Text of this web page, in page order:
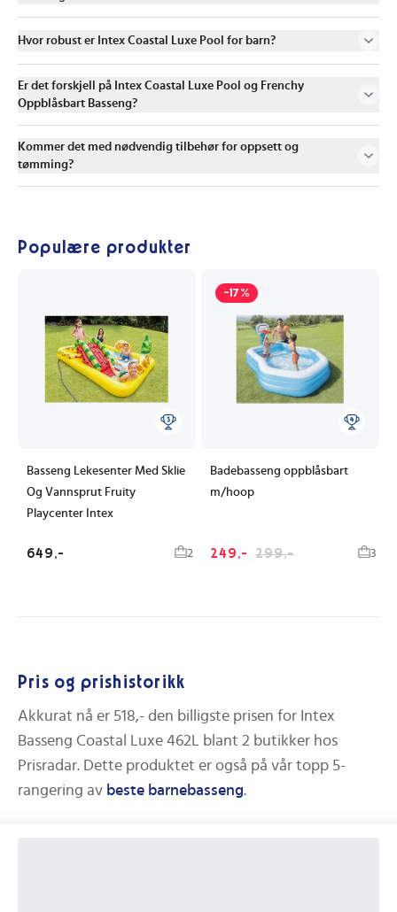
Hvor robust er Intex Coastal Luxe Pool for barn?
Er det forskjell på Intex Coastal Luxe Pool og Frenchy
Oppblåsbart Basseng?
Kommer det med nødvendig tilbehør for oppsett og
tømming?
Populære produkter
Basseng Lekesenter Med Sklie
Og Vannsprut Fruity
Playcenter Intex
649,- 2
-17%
Badebasseng oppblåsbart
m/hoop
249,- 299,- 3
Pris og prishistorikk
Akkurat nå er 518,- den billigste prisen for Intex
Basseng Coastal Luxe 462L blant 2 butikker hos
Prisradar. Dette produktet er også på vår topp 5-
rangering av beste barnebasseng.